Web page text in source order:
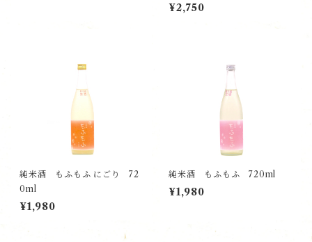
¥2,750
純米酒 もふもふ にごり 72
0ml
¥1,980
純米酒 もふもふ 720ml
¥1,980